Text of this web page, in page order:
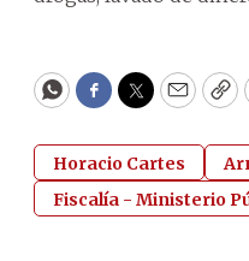
WhatsApp
Facebook
Twitter
Email
Horacio Cartes
Fiscalía - Ministerio